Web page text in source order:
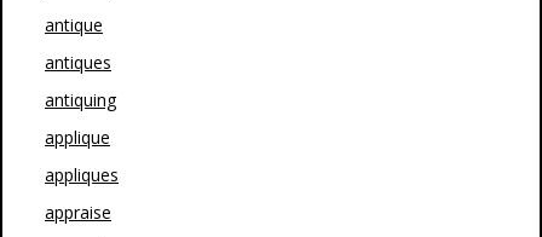
antique
antiques
antiquing
applique
appliques
appraise